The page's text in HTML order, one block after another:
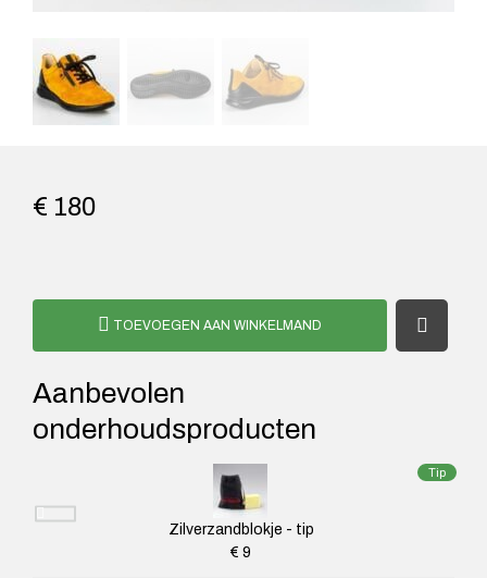
€ 180
TOEVOEGEN AAN WINKELMAND
Aanbevolen
onderhoudsproducten
Tip
Zilverzandblokje - tip
€ 9